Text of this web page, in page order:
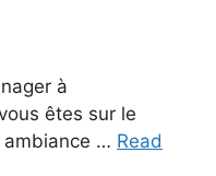
à
êtes sur le
ambiance … Read